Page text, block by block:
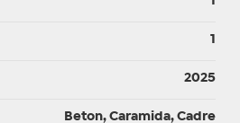
1
2025
Beton, Caramida, Cadre